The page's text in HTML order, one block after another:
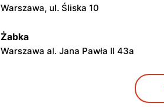
Warszawa, ul. Śliska 10
Żabka
Warszawa al. Jana Pawła II 43a